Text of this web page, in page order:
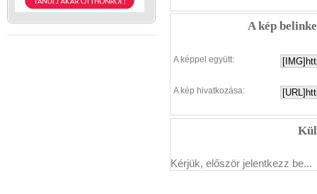
A kép
A képpel együtt:
A kép hivatkozása:
Kérjük, először jelentkezz be...